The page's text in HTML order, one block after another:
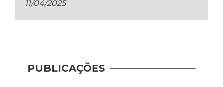
11/04/2025
PUBLICAÇÕES